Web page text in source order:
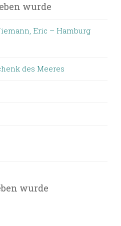
wurde
Eric – Hamburg
des Meeres
wurde